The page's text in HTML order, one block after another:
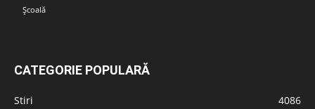
Școală
CATEGORIE POPULARĂ
Stiri
4086